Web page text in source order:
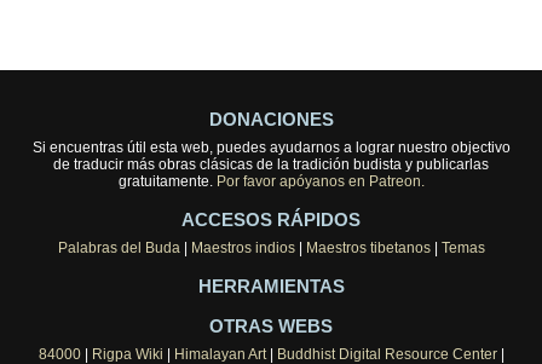
DONACIONES
Si encuentras útil esta web, puedes ayudarnos a lograr nuestro objectivo
de traducir más obras clásicas de la tradición budista y publicarlas
gratuitamente. Por favor apóyanos en Patreon.
ACCESOS RÁPIDOS
Palabras del Buda | Maestros indios| Maestros tibetanos| Temas
HERRAMIENTAS
OTRAS WEBS
84000| Rigpa Wiki | Himalayan Art| Buddhist Digital Resource Center|